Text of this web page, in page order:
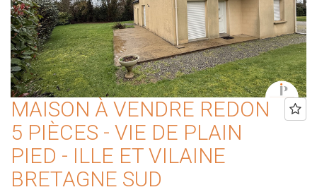
l'acquéreur calculé sur un prix principal de vente de 315.790€ Les
informations sur les risques auxquels ce bien est exposé sont
disponibles sur le site www.georisques.gouv.fr
MAISON À VENDRE REDON
5 PIÈCES - VIE DE PLAIN
PIED - ILLE ET VILAINE
BRETAGNE SUD